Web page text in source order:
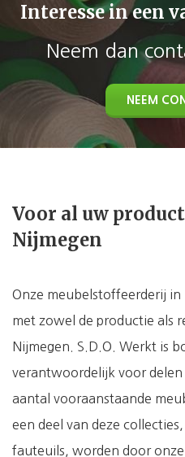
Interesse in een
Neem dan
NEEM
Voor al uw
Nijmegen
Onze meubelstoffeerderij
met zowel de productie als
Nijmegen. S.D.O. Werkt is
verantwoordelijk voor delen
aantal vooraanstaande
een deel van deze
fauteuils, worden door